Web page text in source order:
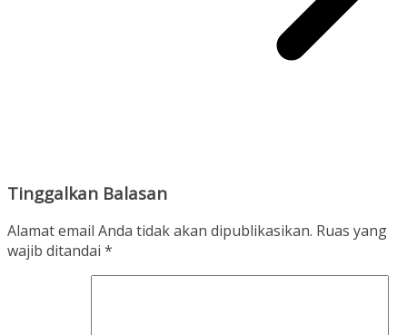
Tinggalkan Balasan
Alamat email Anda tidak akan dipublikasikan. Ruas yang
wajib ditandai *